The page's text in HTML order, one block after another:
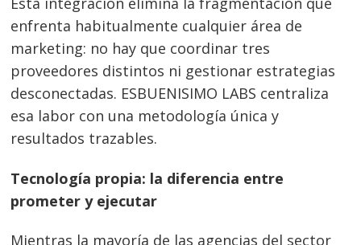
enfrenta habitualmente cualquier área de
marketing: no hay que coordinar tres
proveedores distintos ni gestionar estrategias
desconectadas. ESBUENISIMO LABS centraliza
esa labor con una metodología única y
resultados trazables.
Tecnología propia: la diferencia entre
prometer y ejecutar
Mientras la mayoría de las agencias del sector